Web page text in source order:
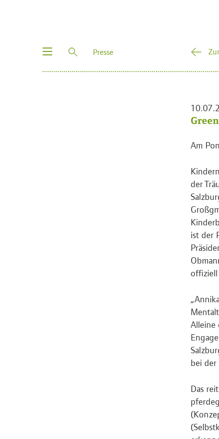
Toggle
Presse
Am
der
ist der
offiziell
Alleine
bei
Das